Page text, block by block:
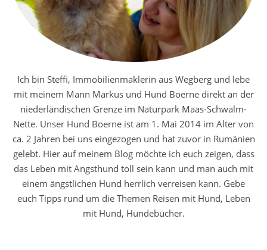
Ich bin Steffi, Immobilienmaklerin aus Wegberg und lebe
mit meinem Mann Markus und Hund Boerne direkt an der
niederländischen Grenze im Naturpark Maas-Schwalm-
Nette. Unser Hund Boerne ist am 1. Mai 2014 im Alter von
ca. 2 Jahren bei uns eingezogen und hat zuvor in Rumänien
gelebt. Hier auf meinem Blog möchte ich euch zeigen, dass
das Leben mit Angsthund toll sein kann und man auch mit
einem ängstlichen Hund herrlich verreisen kann. Gebe
euch Tipps rund um die Themen Reisen mit Hund, Leben
mit Hund, Hundebücher.